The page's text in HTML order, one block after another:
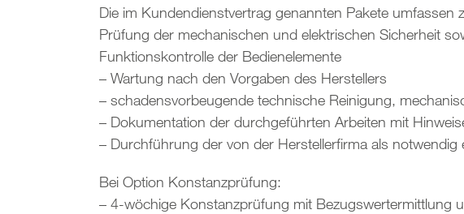
Die im Kundendienstvertrag genannten Pakete
Prüfung der mechanischen und elektrischen Sicherheit
Funktionskontrolle der Bedienelemente
– Wartung nach den Vorgaben des Herstellers
– schadensvorbeugende technische Reinigung,
– Dokumentation der durchgeführten Arbeiten mit
– Durchführung der von der Herstellerfirma als
Bei Option Konstanzprüfung:
– 4-wöchige Konstanzprüfung mit Bezugswertermittlung